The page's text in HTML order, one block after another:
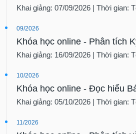
Khai giảng: 07/09/2026 | Thời gian:
09/2026
Khóa học online - Phân tích
Khai giảng: 16/09/2026 | Thời gian:
10/2026
Khóa học online - Đọc hiểu
Khai giảng: 05/10/2026 | Thời gian:
11/2026